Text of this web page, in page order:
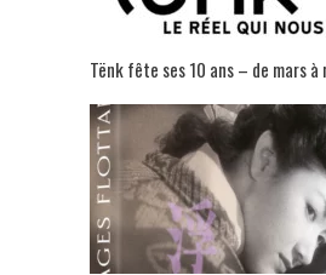
Tënk fête ses 10 ans – de mars